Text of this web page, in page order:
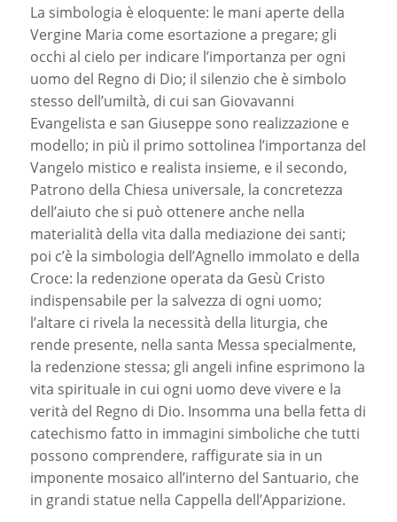
La simbologia è eloquente: le mani aperte della
Vergine Maria come esortazione a pregare; gli
occhi al cielo per indicare l’importanza per ogni
uomo del Regno di Dio; il silenzio che è simbolo
stesso dell’umiltà, di cui san Giovavanni
Evangelista e san Giuseppe sono realizzazione e
modello; in più il primo sottolinea l’importanza del
Vangelo mistico e realista insieme, e il secondo,
Patrono della Chiesa universale, la concretezza
dell’aiuto che si può ottenere anche nella
materialità della vita dalla mediazione dei santi;
poi c’è la simbologia dell’Agnello immolato e della
Croce: la redenzione operata da Gesù Cristo
indispensabile per la salvezza di ogni uomo;
l’altare ci rivela la necessità della liturgia, che
rende presente, nella santa Messa specialmente,
la redenzione stessa; gli angeli infine esprimono la
vita spirituale in cui ogni uomo deve vivere e la
verità del Regno di Dio. Insomma una bella fetta di
catechismo fatto in immagini simboliche che tutti
possono comprendere, raffigurate sia in un
imponente mosaico all’interno del Santuario, che
in grandi statue nella Cappella dell’Apparizione.